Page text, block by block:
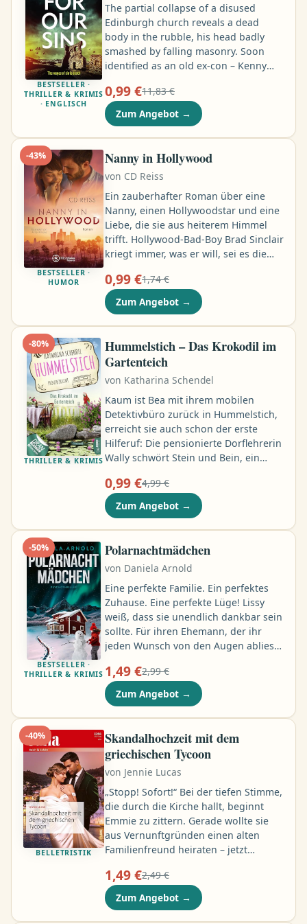
BESTSELLER ·
THRILLER & KRIMIS
· ENGLISCH
The partial collapse of a disused
Edinburgh church reveals a dead
body in the rubble, his head badly
smashed by falling masonry. Soon
identified as an old ex-con – Kenny
heart attack and deemed non-
suspicious. Tony McLean is
approached by a notorious crime lord
who suggests the police should be
looking into Morgan's death more
closely. Despite struggling with his
recent retirement, he is reluctant to
involve himself …
0,99 €11,83 €
Zum Angebot →
-43%
BESTSELLER ·
HUMOR
Nanny in Hollywood
von CD Reiss
Ein zauberhafter Roman über eine
Nanny, einen Hollywoodstar und eine
Liebe, die sie aus heiterem Himmel
trifft. Hollywood-Bad-Boy Brad Sinclair
kriegt immer, was er will, sei es die
Bikinimodel, das ihm keinen Wunsch
abschlagen kann. Doch als das
Schicksal ihm eine Fünfjährige mit
Grübchen aus einer vergessenen
Beziehung präsentiert, steht sein
Leben plötzlich kopf …
0,99 €1,74 €
Zum Angebot →
-80%
THRILLER & KRIMIS
Hummelstich – Das Krokodil im
Gartenteich
von Katharina Schendel
Kaum ist Bea mit ihrem mobilen
Detektivbüro zurück in Hummelstich,
erreicht sie auch schon der erste
Hilferuf: Die pensionierte Dorflehrerin
Wally schwört Stein und Bein, ein
Gartenteich gesehen zu haben. Hat
die ältere Dame mal wieder beim
Pfefferminzlikör trinken zu tief ins
Glas geschaut? Als sie wenig später
tot auf ihrer Hollywoodschaukel
aufgefunden wird, macht sich Panik in
Hummelstich breit …
0,99 €4,99 €
Zum Angebot →
-50%
BESTSELLER ·
THRILLER & KRIMIS
Polarnachtmädchen
von Daniela Arnold
Eine perfekte Familie. Ein perfektes
Zuhause. Eine perfekte Lüge! Lissy
weiß, dass sie unendlich dankbar sein
sollte. Für ihren Ehemann, der ihr
jeden Wunsch von den Augen abliest
einer rätselhaften Krankheit leidet, für
die es keine Heilung zu geben scheint.
Für ihre süße kleine Tochter, der sie
nur in die Augen sehen muss, um zu
wissen, was wahres Glück bedeutet …
1,49 €2,99 €
Zum Angebot →
-40%
BELLETRISTIK
Skandalhochzeit mit dem
griechischen Tycoon
von Jennie Lucas
„Stopp! Sofort!“ Bei der tiefen Stimme,
die durch die Kirche hallt, beginnt
Emmie zu zittern. Gerade wollte sie
aus Vernunftgründen einen alten
Familienfreund heiraten – jetzt
Hochzeit. Der mächtige Grieche ist ihr
Ex-Boss und der Vater ihres
ungeborenen Kindes. Aber weil sie
1,49 €2,49 €
Zum Angebot →